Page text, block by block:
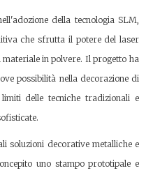
della tecnologia SLM,
che sfrutta il potere del laser
in polvere. Il progetto ha
possibilità nella decorazione di
delle tecniche tradizionali e
soluzioni decorative metalliche e
uno stampo prototipale e